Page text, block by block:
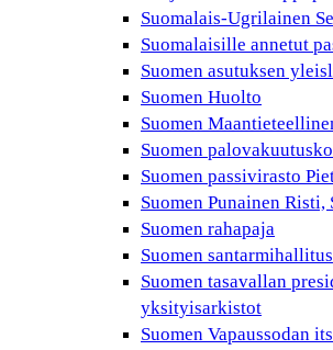
Suomalais-Ugrilainen
Suomalaisille annetut
Suomen asutuksen
Suomen Huolto
Suomen
Suomen
Suomen passivirasto
Suomen Punainen
Suomen rahapaja
Suomen santarmihallitus
Suomen tasavallan
yksityisarkistot
Suomen Vapaussodan